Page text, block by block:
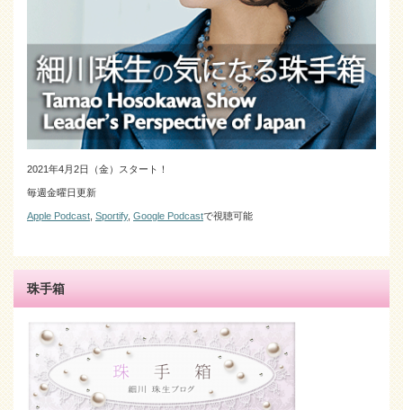
2021年4月2日（金）スタート！
毎週金曜日更新
Apple Podcast Sportify, Google Podcastで視聴可能
珠手箱